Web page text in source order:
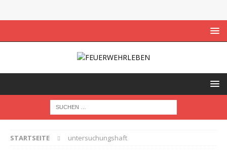
STARTSEITE untersuchungshaft